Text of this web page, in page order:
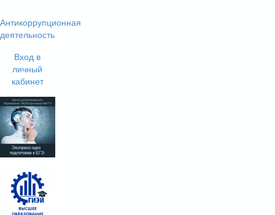
Антикоррупционная
деятельность
Вход в
личный
кабинет